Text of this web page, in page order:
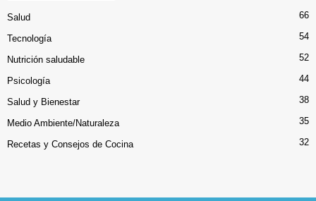
Salud 66
Tecnología 54
Nutrición saludable 52
Psicología 44
Salud y Bienestar 38
Medio Ambiente/Naturaleza 35
Recetas y Consejos de Cocina 32